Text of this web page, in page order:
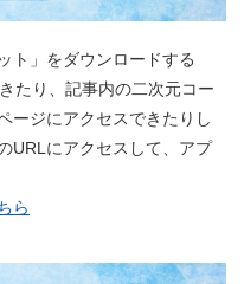
ト」をダウンロードする
たり、記事内の二次元コー
ージにアクセスできたりし
URLにアクセスして、アプ
ら